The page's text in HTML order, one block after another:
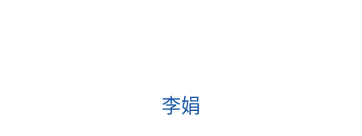
李娟